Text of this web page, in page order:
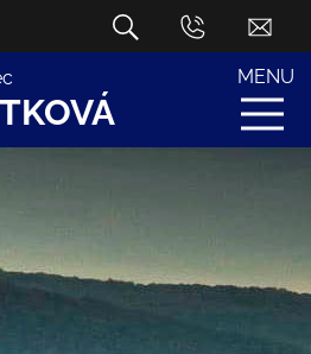
MENU